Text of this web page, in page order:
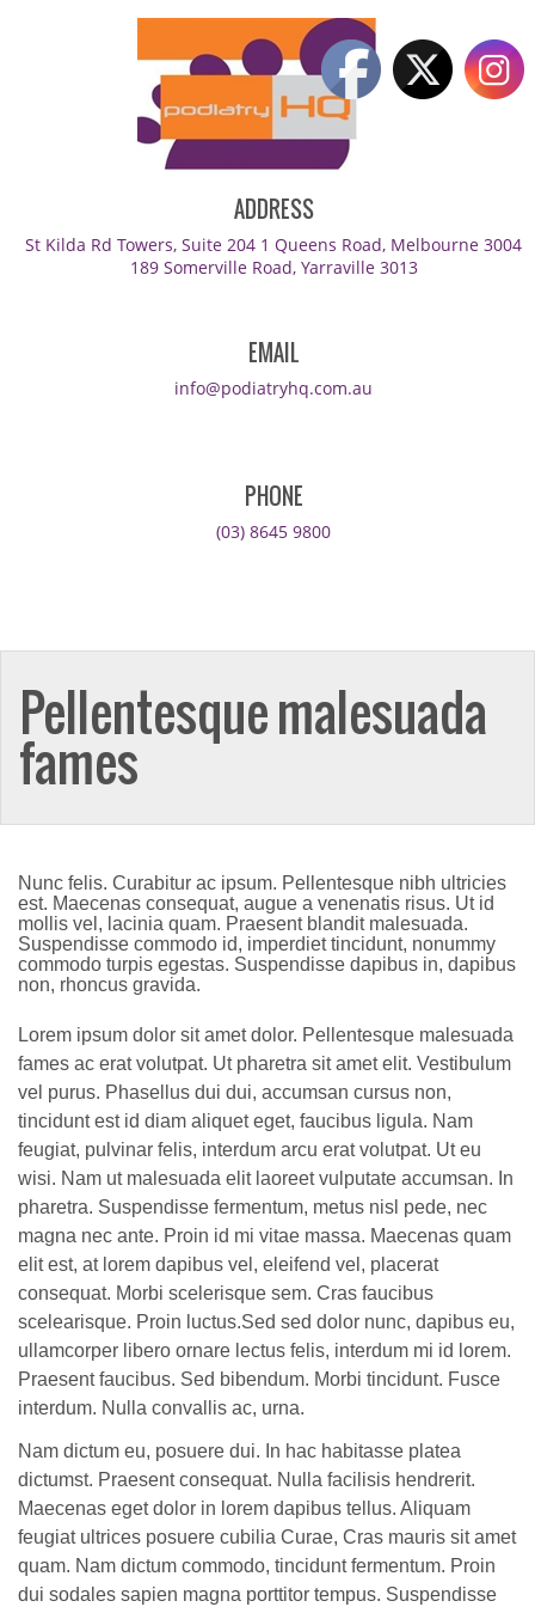
ADDRESS
St Kilda Rd Towers, Suite 204 1 Queens Road, Melbourne 3004
189 Somerville Road, Yarraville 3013
EMAIL
info@podiatryhq.com.au
PHONE
(03) 8645 9800
Pellentesque malesuada
fames
Nunc felis. Curabitur ac ipsum. Pellentesque nibh ultricies
est. Maecenas consequat, augue a venenatis risus. Ut id
mollis vel, lacinia quam. Praesent blandit malesuada.
Suspendisse commodo id, imperdiet tincidunt, nonummy
commodo turpis egestas. Suspendisse dapibus in, dapibus
non, rhoncus gravida.
Lorem ipsum dolor sit amet dolor. Pellentesque malesuada
fames ac erat volutpat. Ut pharetra sit amet elit. Vestibulum
vel purus. Phasellus dui dui, accumsan cursus non,
tincidunt est id diam aliquet eget, faucibus ligula. Nam
feugiat, pulvinar felis, interdum arcu erat volutpat. Ut eu
wisi. Nam ut malesuada elit laoreet vulputate accumsan. In
pharetra. Suspendisse fermentum, metus nisl pede, nec
magna nec ante. Proin id mi vitae massa. Maecenas quam
elit est, at lorem dapibus vel, eleifend vel, placerat
consequat. Morbi scelerisque sem. Cras faucibus
scelearisque. Proin luctus.Sed sed dolor nunc, dapibus eu,
ullamcorper libero ornare lectus felis, interdum mi id lorem.
Praesent faucibus. Sed bibendum. Morbi tincidunt. Fusce
interdum. Nulla convallis ac, urna.
Nam dictum eu, posuere dui. In hac habitasse platea
dictumst. Praesent consequat. Nulla facilisis hendrerit.
Maecenas eget dolor in lorem dapibus tellus. Aliquam
feugiat ultrices posuere cubilia Curae, Cras mauris sit amet
quam. Nam dictum commodo, tincidunt fermentum. Proin
dui sodales sapien magna porttitor tempus. Suspendisse